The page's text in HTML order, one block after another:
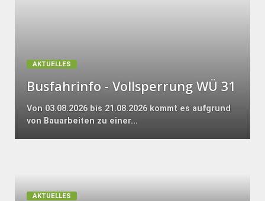
AKTUELLES
Busfahrinfo - Vollsperrung WÜ 31
Von 03.08.2026 bis 21.08.2026 kommt es aufgrund
von Bauarbeiten zu einer...
AKTUELLES